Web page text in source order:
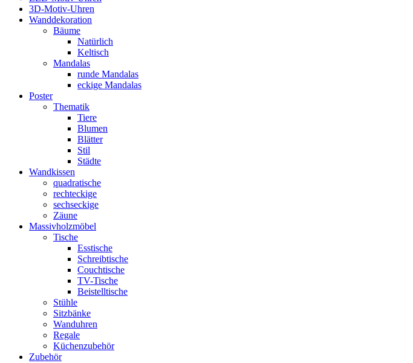
3D-Motiv-Uhren
Wanddekoration
Bäume
Natürlich
Keltisch
Mandalas
runde Mandalas
eckige Mandalas
Poster
Thematik
Tiere
Blumen
Blätter
Stil
Städte
Wandkissen
quadratische
rechteckige
sechseckige
Zäune
Massivholzmöbel
Tische
Esstische
Schreibtische
Couchtische
TV-Tische
Beistelltische
Stühle
Sitzbänke
Wanduhren
Regale
Küchenzubehör
Zubehör